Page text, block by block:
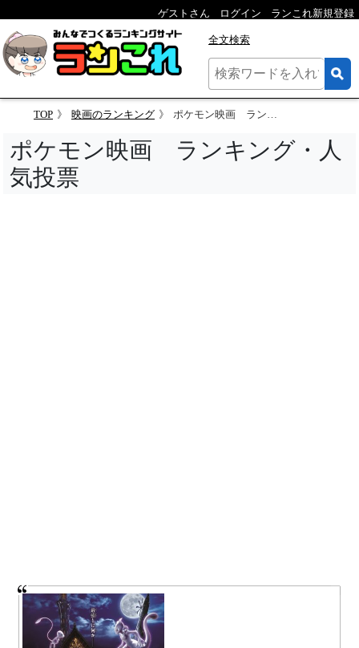
ゲストさん ログイン ランこれ新規登録
全文検索
TOP 映画のランキング ポケモン映画 ランキング
ポケモン映画 ランキング・人
気投票